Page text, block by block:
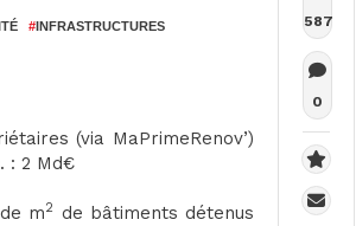
#INFRASTRUCTURES
(via MaPrimeRenov’)
: 2 Md€
m2
de bâtiments détenus
587
0